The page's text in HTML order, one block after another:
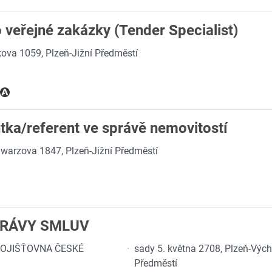
zakázky (Tender Specialist)
1059, Plzeň-Jižní Předměstí
referent ve správě nemovitostí
1847, Plzeň-Jižní Předměstí
SMLUV
ČESKÉ · sady 5. května 2708, Plzeň-
Předměstí